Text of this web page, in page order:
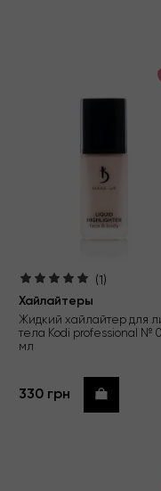
(1)
Хайлайтеры
Жидкий хайлайтер для
тела Kodi professional №
мл
330 грн Купить